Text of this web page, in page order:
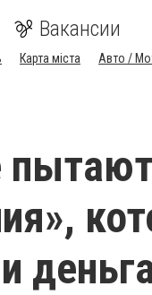
Вакансии
Карта міста Авто /
пытают